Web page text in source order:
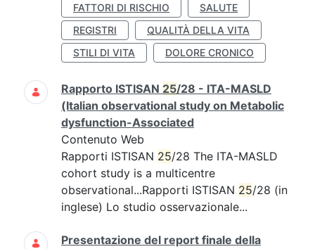
FATTORI DI RISCHIO
SALUTE
REGISTRI
QUALITÀ DELLA VITA
STILI DI VITA
DOLORE CRONICO
Rapporto ISTISAN 25/28 - ITA-MASLD
(Italian observational study on Metabolic
dysfunction-Associated
Contenuto Web
Rapporti ISTISAN 25/28 The ITA-MASLD
cohort study is a multicentre
observational...Rapporti ISTISAN 25/28 (in
inglese) Lo studio osservazionale...
Presentazione del report finale della